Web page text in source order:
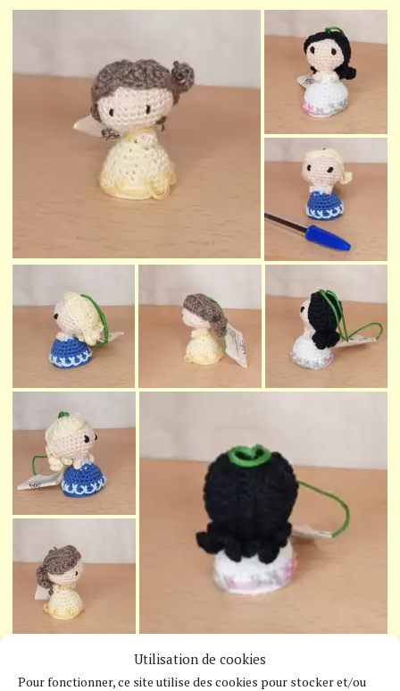
Utilisation de cookies
Pour fonctionner, ce site utilise des cookies pour stocker et/ou